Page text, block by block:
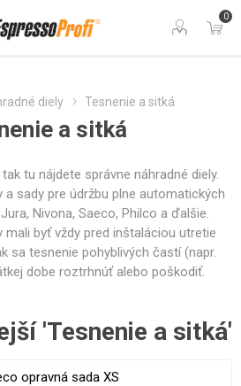
0
diely Tesnenie a sitká
a sitká
tu nájdete správne náhradné diely.
a sady pre údržbu plne automatických
Nivona, Saeco, Philco a ďalšie.
mali byť vždy pred inštaláciou utretie
sa tesnenie pohyblivých častí (napr.
dobe roztrhnúť alebo poškodiť.
'Tesnenie a sitká'
opravná sada XS